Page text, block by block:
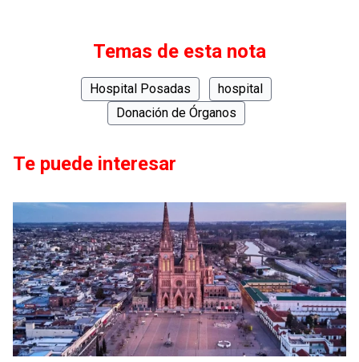
Temas de esta nota
Hospital Posadas
hospital
Donación de Órganos
Te puede interesar